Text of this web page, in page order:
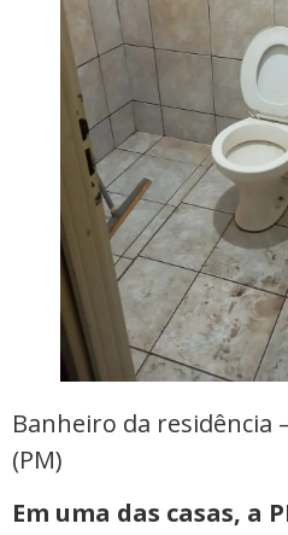
Banheiro da
(PM)
Em uma das casas, a